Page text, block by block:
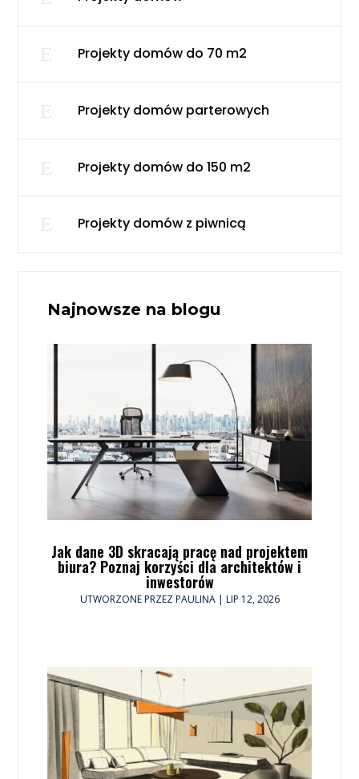
Projekty domów do 70 m2
Projekty domów parterowych
Projekty domów do 150 m2
Projekty domów z piwnicą
Najnowsze na blogu
Jak dane 3D skracają pracę nad projektem
biura? Poznaj korzyści dla architektów i
inwestorów
UTWORZONE PRZEZPAULINA| LIP 12, 2026